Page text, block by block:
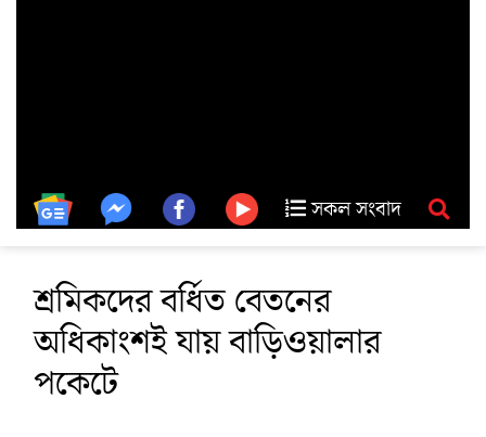
সকল সংবাদ
শ্রমিকদের বর্ধিত বেতনের
অধিকাংশই যায় বাড়িওয়ালার
পকেটে